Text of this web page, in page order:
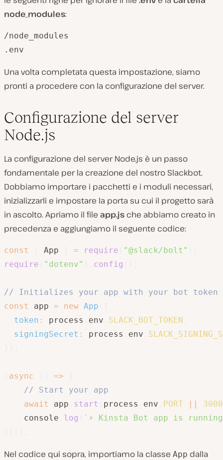
node_modules:
/node_modules
.env
Una volta completata questa impostazione, siamo
pronti a procedere con la configurazione del server.
Configurazione del server
Node.js
La configurazione del server Node.js è un passo
fondamentale per la creazione del nostro Slackbot.
Dobbiamo importare i pacchetti e i moduli necessari,
inizializzarli e impostare la porta su cui il progetto sarà
in ascolto. Apriamo il file app.js che abbiamo creato in
precedenza e aggiungiamo il seguente codice:
const App = require "@slack/bolt"
require
"dotenv" config
// Initializes your app with your bot token
const
app = new App
token : process env SLACK_BOT_TOKEN
signingSecret : process env
async =>
// Start your app
await
app start process env PORT ||
3000
    console
log ` ⚡️ Kinsta Bot app is
Nel codice qui sopra, importiamo la classe App dalla